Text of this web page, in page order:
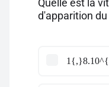
Quelle est la
d'apparition